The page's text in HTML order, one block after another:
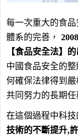
每一次重大的食
體系的完善，
【食品安全法】的
中國食品安全的
何確保法律得到
共同努力的長期任
在這個過程中科
技術的不斷提升,